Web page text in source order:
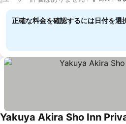
正確な料金を確認するには日付を選
Yakuya Akira Sho Inn